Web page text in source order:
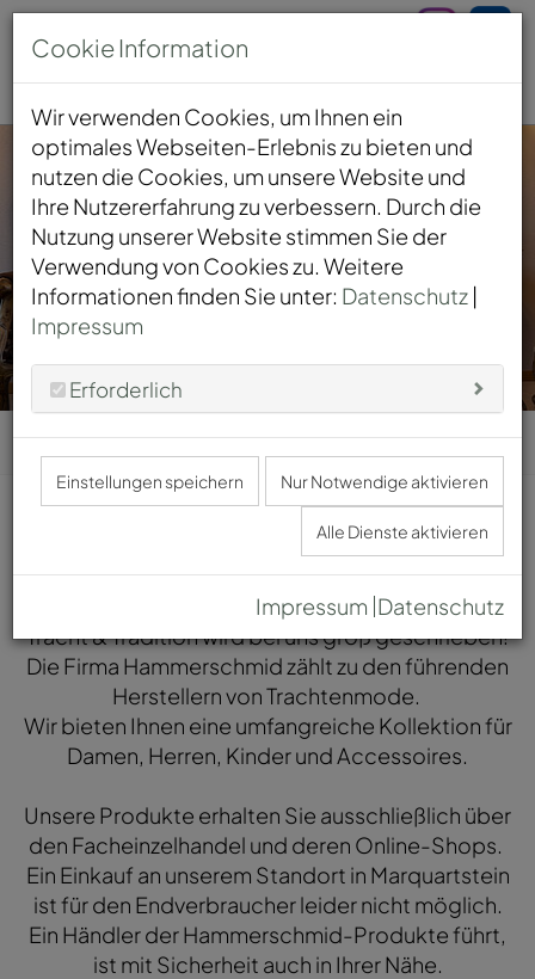
Tracht und Tradition
Mehr erfahren
HOME
Herzlich Willkommen
Tracht & Tradition wird bei uns groß geschrieben!
Die Firma Hammerschmid zählt zu den führenden
Herstellern von Trachtenmode.
Wir bieten Ihnen eine umfangreiche Kollektion für
Damen, Herren, Kinder und Accessoires.​
Unsere Produkte erhalten Sie ausschließlich über
den Facheinzelhandel und deren Online-Shops.
Ein Einkauf an unserem Standort in Marquartstein
ist für den Endverbraucher leider nicht möglich.
Ein Händler der Hammerschmid-Produkte führt,
ist mit Sicherheit auch in Ihrer Nähe.
Cookie Information
Wir verwenden Cookies, um Ihnen ein
optimales Webseiten-Erlebnis zu bieten und
nutzen die Cookies, um unsere Website und
Ihre Nutzererfahrung zu verbessern. Durch die
Nutzung unserer Website stimmen Sie der
Verwendung von Cookies zu. Weitere
Informationen finden Sie unter: Datenschutz |
Impressum
Erforderlich
Einstellungen speichern Nur Notwendige aktivieren
Alle Dienste aktivieren
Impressum Datenschutz